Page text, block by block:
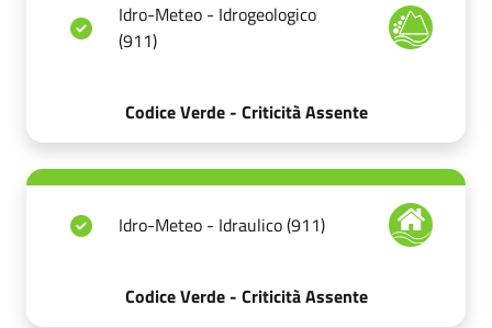
Idro-Meteo - Idrogeologico
(911)
Codice Verde - Criticità Assente
Idro-Meteo - Idraulico (911)
Codice Verde - Criticità Assente